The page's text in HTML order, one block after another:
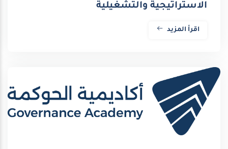
الاستراتيجية والتشغيلية
اقرأ المزيد